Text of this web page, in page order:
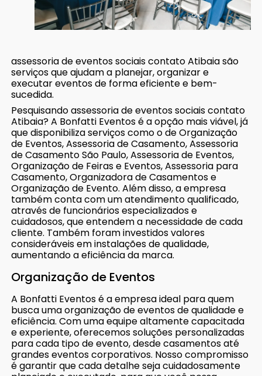
assessoria de eventos sociais contato Atibaia são
serviços que ajudam a planejar, organizar e
executar eventos de forma eficiente e bem-
sucedida.
Pesquisando assessoria de eventos sociais contato
Atibaia? A Bonfatti Eventos é a opção mais viável, já
que disponibiliza serviços como o de Organização
de Eventos, Assessoria de Casamento, Assessoria
de Casamento São Paulo, Assessoria de Eventos,
Organização de Feiras e Eventos, Assessoria para
Casamento, Organizadora de Casamentos e
Organização de Evento. Além disso, a empresa
também conta com um atendimento qualificado,
através de funcionários especializados e
cuidadosos, que entendem a necessidade de cada
cliente. Também foram investidos valores
consideráveis em instalações de qualidade,
aumentando a eficiência da marca.
Organização de Eventos
A Bonfatti Eventos é a empresa ideal para quem
busca uma organização de eventos de qualidade e
eficiência. Com uma equipe altamente capacitada
e experiente, oferecemos soluções personalizadas
para cada tipo de evento, desde casamentos até
grandes eventos corporativos. Nosso compromisso
é garantir que cada detalhe seja cuidadosamente